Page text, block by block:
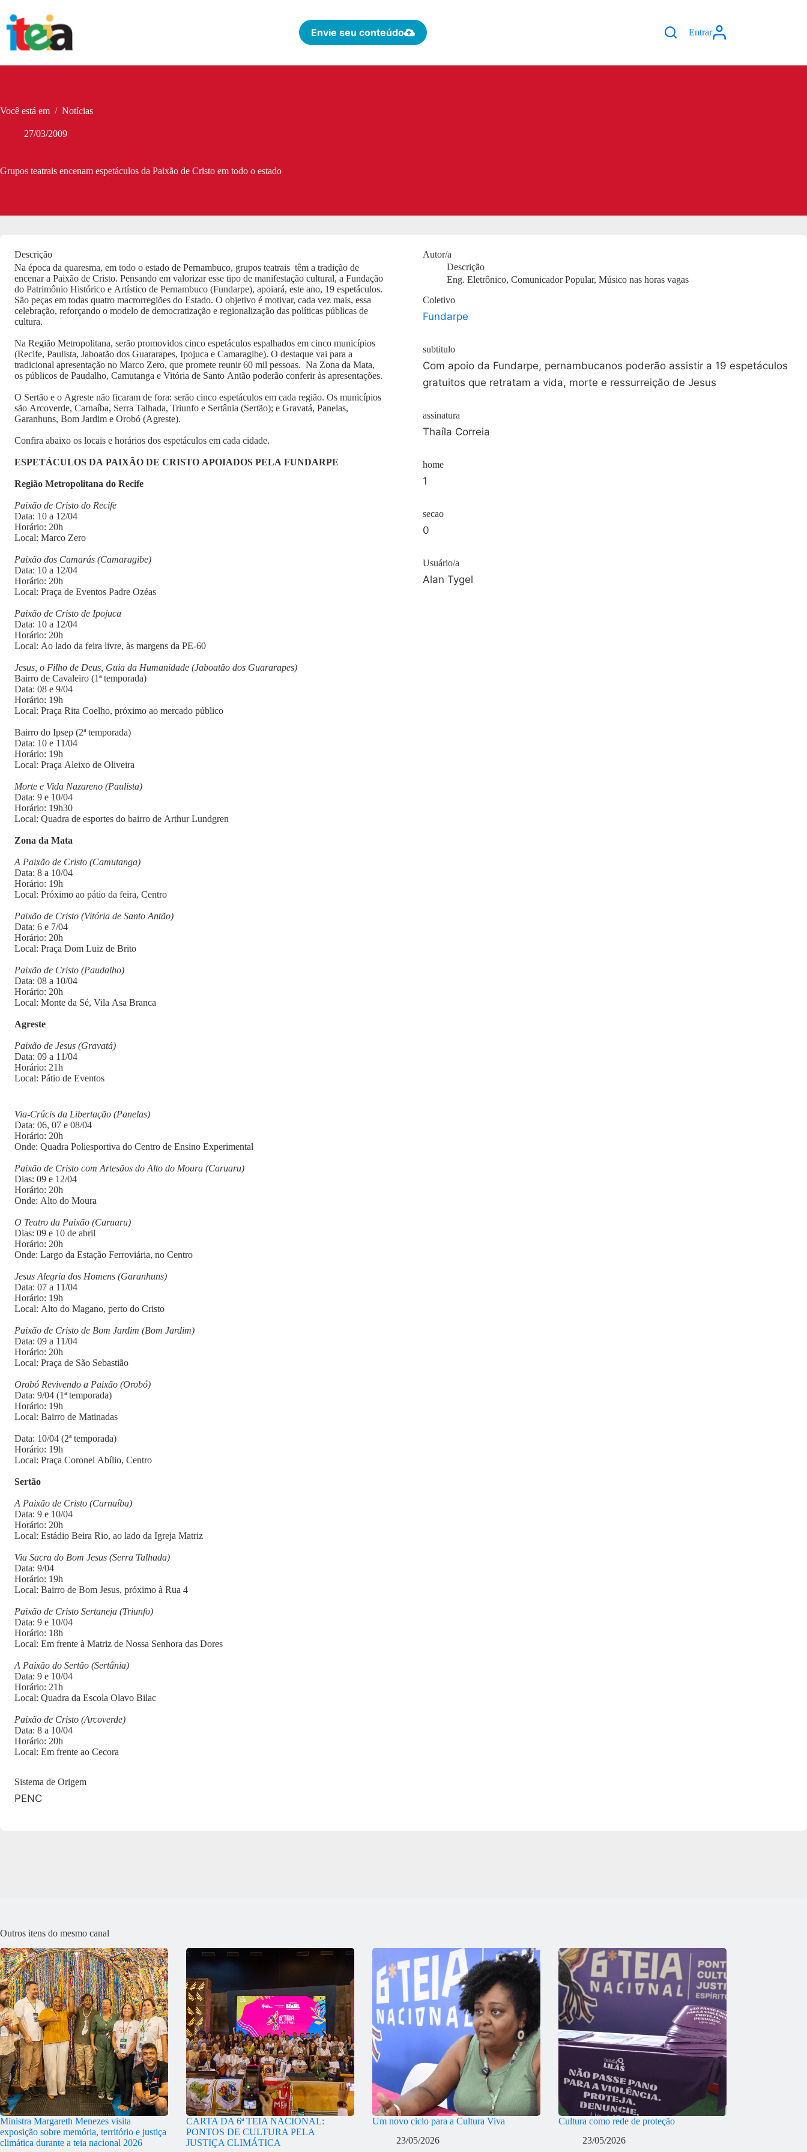
para
conteúdo
Envie seu conteúdo Entrar
Você está em / Notícias
27/03/2009
Grupos teatrais encenam espetáculos da Paixão de Cristo em todo o estado
Descrição
Na época da quaresma, em todo o estado de Pernambuco, grupos teatrais têm a tradição de
encenar a Paixão de Cristo. Pensando em valorizar esse tipo de manifestação cultural, a Fundação
do Patrimônio Histórico e Artístico de Pernambuco (Fundarpe), apoiará, este ano, 19 espetáculos.
São peças em todas quatro macrorregiões do Estado. O objetivo é motivar, cada vez mais, essa
celebração, reforçando o modelo de democratização e regionalização das políticas públicas de
cultura.
Na Região Metropolitana, serão promovidos cinco espetáculos espalhados em cinco municípios
(Recife, Paulista, Jaboatão dos Guararapes, Ipojuca e Camaragibe). O destaque vai para a
tradicional apresentação no Marco Zero, que promete reunir 60 mil pessoas. Na Zona da Mata,
os públicos de Paudalho, Camutanga e Vitória de Santo Antão poderão conferir às apresentações.
O Sertão e o Agreste não ficaram de fora: serão cinco espetáculos em cada região. Os municípios
são Arcoverde, Carnaíba, Serra Talhada, Triunfo e Sertânia (Sertão); e Gravatá, Panelas,
Garanhuns, Bom Jardim e Orobó (Agreste).
Confira abaixo os locais e horários dos espetáculos em cada cidade.
ESPETÁCULOS DA PAIXÃO DE CRISTO APOIADOS PELA FUNDARPE
Região Metropolitana do Recife
Paixão de Cristo do Recife
Data: 10 a 12/04
Horário: 20h
Local: Marco Zero
Paixão dos Camarás (Camaragibe)
Data: 10 a 12/04
Horário: 20h
Local: Praça de Eventos Padre Ozéas
Paixão de Cristo de Ipojuca
Data: 10 a 12/04
Horário: 20h
Local: Ao lado da feira livre, às margens da PE-60
Jesus, o Filho de Deus, Guia da Humanidade (Jaboatão dos Guararapes)
Bairro de Cavaleiro (1ª temporada)
Data: 08 e 9/04
Horário: 19h
Local: Praça Rita Coelho, próximo ao mercado público
Bairro do Ipsep (2ª temporada)
Data: 10 e 11/04
Horário: 19h
Local: Praça Aleixo de Oliveira
Morte e Vida Nazareno (Paulista)
Data: 9 e 10/04
Horário: 19h30
Local: Quadra de esportes do bairro de Arthur Lundgren
Zona da Mata
A Paixão de Cristo (Camutanga)
Data: 8 a 10/04
Horário: 19h
Local: Próximo ao pátio da feira, Centro
Paixão de Cristo (Vitória de Santo Antão)
Data: 6 e 7/04
Horário: 20h
Local: Praça Dom Luiz de Brito
Paixão de Cristo (Paudalho)
Data: 08 a 10/04
Horário: 20h
Local: Monte da Sé, Vila Asa Branca
Agreste
Paixão de Jesus (Gravatá)
Data: 09 a 11/04
Horário: 21h
Local: Pátio de Eventos
Via-Crúcis da Libertação (Panelas)
Data: 06, 07 e 08/04
Horário: 20h
Onde: Quadra Poliesportiva do Centro de Ensino Experimental
Paixão de Cristo com Artesãos do Alto do Moura (Caruaru)
Dias: 09 e 12/04
Horário: 20h
Onde: Alto do Moura
O Teatro da Paixão (Caruaru)
Dias: 09 e 10 de abril
Horário: 20h
Onde: Largo da Estação Ferroviária, no Centro
Jesus Alegria dos Homens (Garanhuns)
Data: 07 a 11/04
Horário: 19h
Local: Alto do Magano, perto do Cristo
Paixão de Cristo de Bom Jardim (Bom Jardim)
Data: 09 a 11/04
Horário: 20h
Local: Praça de São Sebastião
Orobó Revivendo a Paixão (Orobó)
Data: 9/04 (1ª temporada)
Horário: 19h
Local: Bairro de Matinadas
Data: 10/04 (2ª temporada)
Horário: 19h
Local: Praça Coronel Abílio, Centro
Sertão
A Paixão de Cristo (Carnaíba)
Data: 9 e 10/04
Horário: 20h
Local: Estádio Beira Rio, ao lado da Igreja Matriz
Via Sacra do Bom Jesus (Serra Talhada)
Data: 9/04
Horário: 19h
Local: Bairro de Bom Jesus, próximo à Rua 4
Paixão de Cristo Sertaneja (Triunfo)
Data: 9 e 10/04
Horário: 18h
Local: Em frente à Matriz de Nossa Senhora das Dores
A Paixão do Sertão (Sertânia)
Data: 9 e 10/04
Horário: 21h
Local: Quadra da Escola Olavo Bilac
Paixão de Cristo (Arcoverde)
Data: 8 a 10/04
Horário: 20h
Local: Em frente ao Cecora
Sistema de Origem
PENC
Autor/a
Descrição
Eng. Eletrônico, Comunicador Popular, Músico nas horas vagas
Coletivo
Fundarpe
subtitulo
Com apoio da Fundarpe, pernambucanos poderão assistir a 19 espetáculos
gratuitos que retratam a vida, morte e ressurreição de Jesus
assinatura
Thaíla Correia
home
1
secao
0
Usuário/a
Alan Tygel
Outros itens do mesmo canal
Ministra Margareth Menezes visita
exposição sobre memória, território e justiça
climática durante a teia nacional 2026
CARTA DA 6ª TEIA NACIONAL:
PONTOS DE CULTURA PELA
JUSTIÇA CLIMÁTICA
Um novo ciclo para a Cultura Viva
23/05/2026
Cultura como rede de proteção
23/05/2026